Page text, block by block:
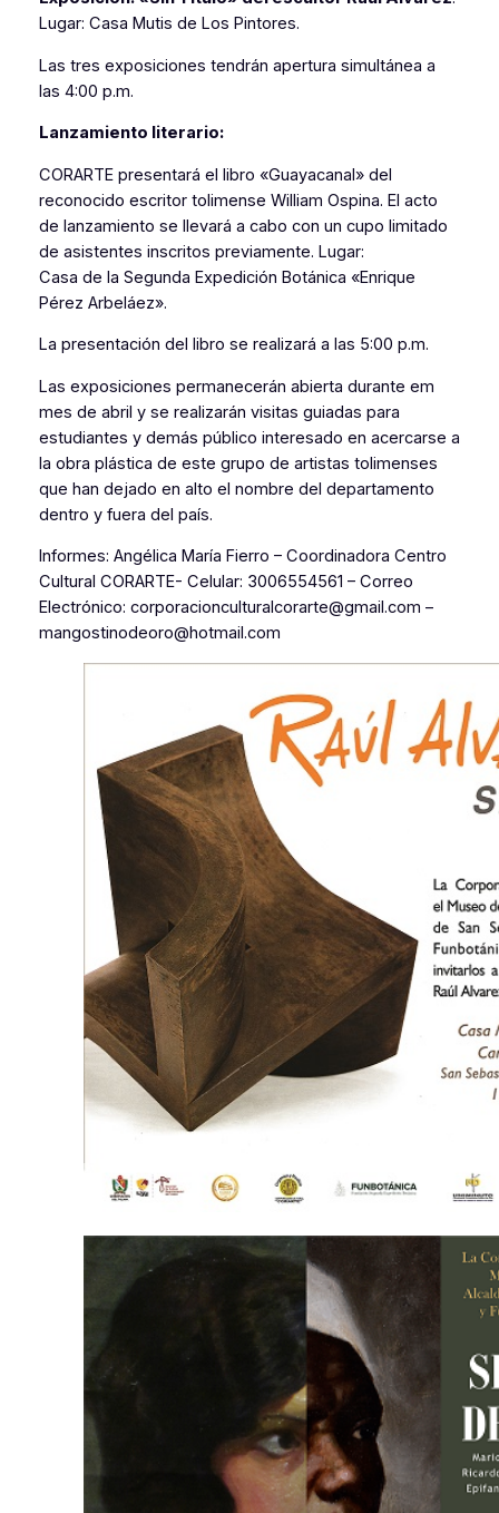
Lugar: Casa Mutis de Los Pintores.
Las tres exposiciones tendrán apertura simultánea a
las 4:00 p.m.
Lanzamiento literario:
CORARTE presentará el libro «Guayacanal» del
reconocido escritor tolimense William Ospina. El acto
de lanzamiento se llevará a cabo con un cupo limitado
de asistentes inscritos previamente. Lugar:
Casa de la Segunda Expedición Botánica «Enrique
Pérez Arbeláez».
La presentación del libro se realizará a las 5:00 p.m.
Las exposiciones permanecerán abierta durante em
mes de abril y se realizarán visitas guiadas para
estudiantes y demás público interesado en acercarse a
la obra plástica de este grupo de artistas tolimenses
que han dejado en alto el nombre del departamento
dentro y fuera del país.
Informes: Angélica María Fierro – Coordinadora Centro
Cultural CORARTE- Celular: 3006554561 – Correo
Electrónico: corporacionculturalcorarte@gmail.com –
mangostinodeoro@hotmail.com